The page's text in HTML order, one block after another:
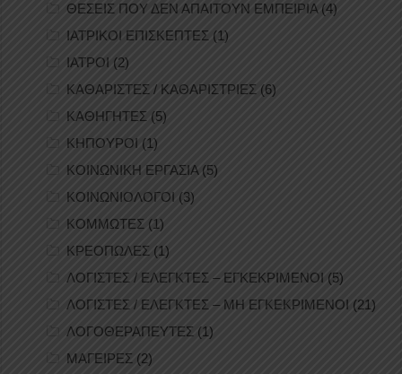
ΘΕΣΕΙΣ ΠΟΥ ΔΕΝ ΑΠΑΙΤΟΥΝ ΕΜΠΕΙΡΙΑ (4)
ΙΑΤΡΙΚΟΙ ΕΠΙΣΚΕΠΤΕΣ (1)
ΙΑΤΡΟΙ (2)
ΚΑΘΑΡΙΣΤΕΣ / ΚΑΘΑΡΙΣΤΡΙΕΣ (6)
ΚΑΘΗΓΗΤΕΣ (5)
ΚΗΠΟΥΡΟΙ (1)
ΚΟΙΝΩΝΙΚΗ ΕΡΓΑΣΙΑ(5)
ΚΟΙΝΩΝΙΟΛΟΓΟΙ (3)
ΚΟΜΜΩΤΕΣ (1)
ΚΡΕΟΠΩΛΕΣ (1)
ΛΟΓΙΣΤΕΣ / ΕΛΕΓΚΤΕΣ – ΕΓΚΕΚΡΙΜΕΝΟΙ (5)
ΛΟΓΙΣΤΕΣ / ΕΛΕΓΚΤΕΣ – ΜΗ ΕΓΚΕΚΡΙΜΕΝΟΙ (21)
ΛΟΓΟΘΕΡΑΠΕΥΤΕΣ (1)
ΜΑΓΕΙΡΕΣ (2)